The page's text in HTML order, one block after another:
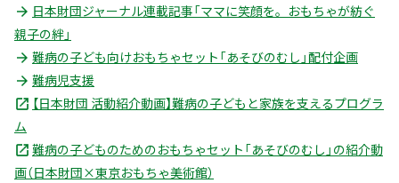
日本財団ジャーナル連載記事「ママに笑顔を。おもちゃが紡ぐ
親子の絆」
難病の子ども向けおもちゃセット「あそびのむし」配付企画
難病児支援
【日本財団 活動紹介動画】難病の子どもと家族を支えるプログラ
ム
難病の子どものためのおもちゃセット「あそびのむし」の紹介動
画（日本財団×東京おもちゃ美術館）